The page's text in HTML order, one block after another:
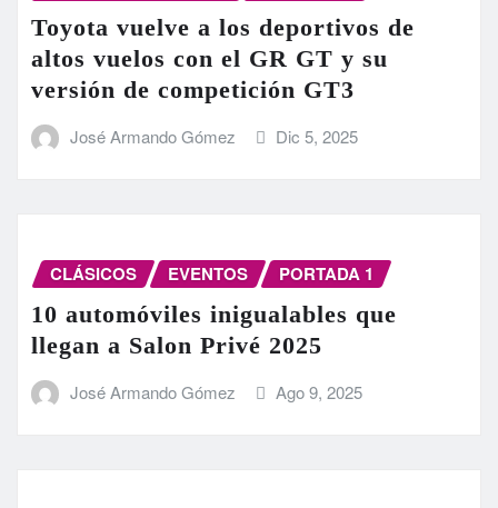
Toyota vuelve a los deportivos de
altos vuelos con el GR GT y su
versión de competición GT3
José Armando Gómez Dic 5, 2025
CLÁSICOS EVENTOS PORTADA 1
10 automóviles inigualables que
llegan a Salon Privé 2025
José Armando Gómez Ago 9, 2025